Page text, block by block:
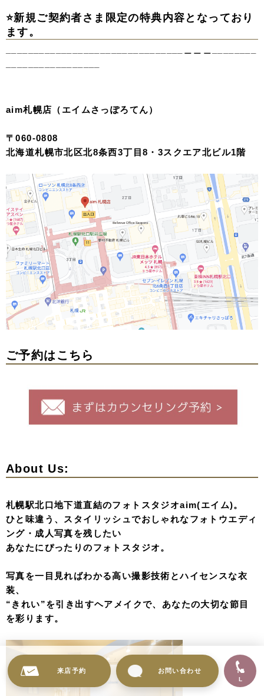
⭐新規ご契約者さま限定の特典内容となっており
ます。
aim札幌店（エイムさっぽろてん）
〒060-0808
北海道札幌市北区北8条西3丁目8・3スクエア北ビル1階
ご予約はこちら
About Us:
札幌駅北口地下道直結のフォトスタジオaim(エイム)。
ひと味違う、スタイリッシュでおしゃれなフォトウエディ
ング・成人写真を残したい
あなたにぴったりのフォトスタジオ。
写真を一目見ればわかる高い撮影技術とハイセンスな衣
装、
“きれい”を引き出すヘアメイクで、あなたの大切な節目
を彩ります。
来店予約 お問い合わせ
TE
L